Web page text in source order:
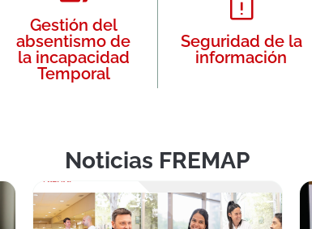
Gestión del
absentismo de
la incapacidad
Temporal
Seguridad de la
información
Noticias FREMAP